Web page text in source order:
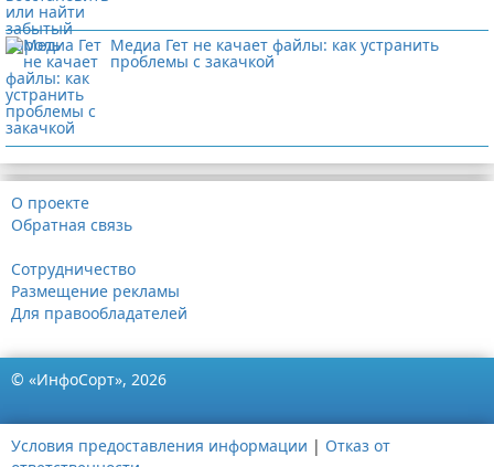
Медиа Гет не качает файлы: как устранить
проблемы с закачкой
О проекте
Обратная связь
Сотрудничество
Размещение рекламы
Для правообладателей
© «ИнфоСорт», 2026
Условия предоставления информации | Отказ от